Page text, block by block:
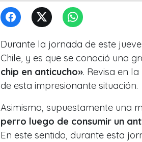
Durante la jornada de este
Chile, y es que se conoció una
chip en anticucho». Revisa en
de esta impresionante situación.
Asimismo, supuestamente una
perro luego de consumir un
En este sentido, durante esta